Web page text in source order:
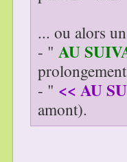
... ou alors
- " AU
- " << AU
amont).